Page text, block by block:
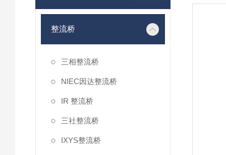
整流桥
三相整流桥
NIEC因达整流桥
IR 整流桥
三社整流桥
IXYS整流桥